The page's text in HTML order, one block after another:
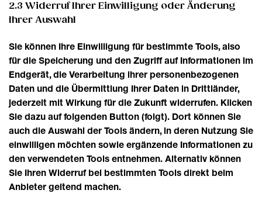
2.3 Widerruf Ihrer Einwilligung oder Änderung
Ihrer Auswahl
Sie können Ihre Einwilligung für bestimmte Tools, also
für die Speicherung und den Zugriff auf Informationen im
Endgerät, die Verarbeitung ihrer personenbezogenen
Daten und die Übermittlung Ihrer Daten in Drittländer,
jederzeit mit Wirkung für die Zukunft widerrufen. Klicken
Sie dazu auf folgenden Button (folgt). Dort können Sie
auch die Auswahl der Tools ändern, in deren Nutzung Sie
einwilligen möchten sowie ergänzende Informationen zu
den verwendeten Tools entnehmen. Alternativ können
Sie Ihren Widerruf bei bestimmten Tools direkt beim
Anbieter geltend machen.